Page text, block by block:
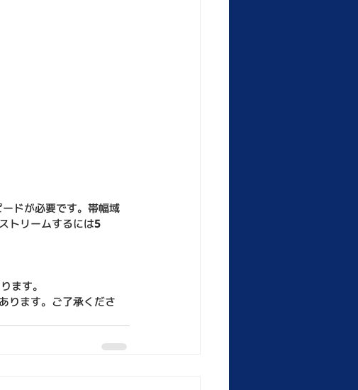
ドが必要です。帯幅域
トリームするには5
ます。
ります。ご了承くださ